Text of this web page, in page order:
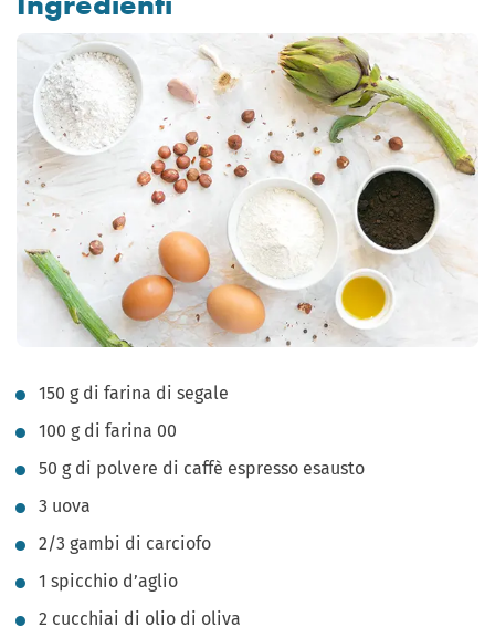
150 g di farina di segale
100 g di farina 00
50 g di polvere di caffè espresso esausto
3 uova
2/3 gambi di carciofo
1 spicchio d’aglio
2 cucchiai di olio di oliva